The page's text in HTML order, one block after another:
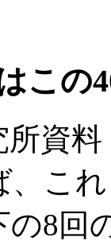
この
資料
、こ
の8回